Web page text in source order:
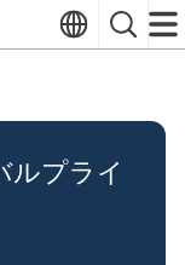
TranslateSearch
ルプライ